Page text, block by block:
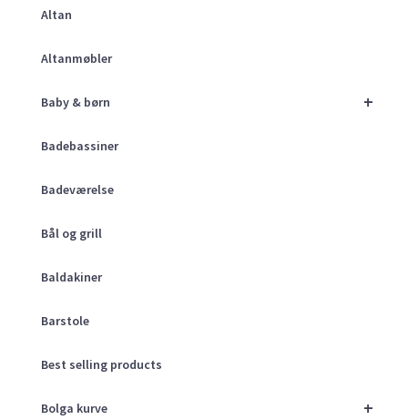
Altan
Altanmøbler
+
Baby & børn
Badebassiner
Badeværelse
Bål og grill
Baldakiner
Barstole
Best selling products
+
Bolga kurve